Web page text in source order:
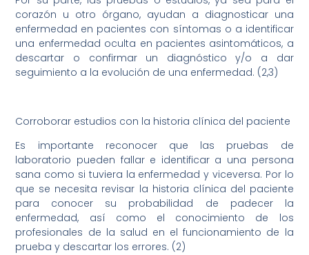
corazón u otro órgano, ayudan a diagnosticar una
enfermedad en pacientes con síntomas o a identificar
una enfermedad oculta en pacientes asintomáticos, a
descartar o confirmar un diagnóstico y/o a dar
seguimiento a la evolución de una enfermedad. (2,3)
Corroborar estudios con la historia clínica del paciente
Es importante reconocer que las pruebas de
laboratorio pueden fallar e identificar a una persona
sana como si tuviera la enfermedad y viceversa. Por lo
que se necesita revisar la historia clínica del paciente
para conocer su probabilidad de padecer la
enfermedad, así como el conocimiento de los
profesionales de la salud en el funcionamiento de la
prueba y descartar los errores. (2)